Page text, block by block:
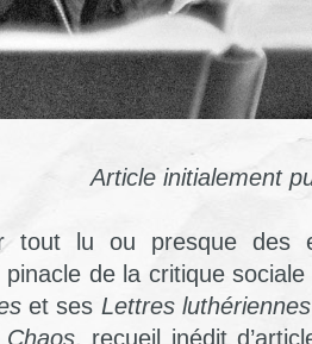
Article initialement
tout lu ou presque des
de la critique
et ses Lettres luthériennes
Chaos, recueil inédit